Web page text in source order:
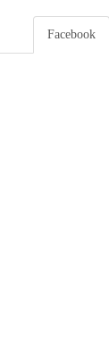
Facebook